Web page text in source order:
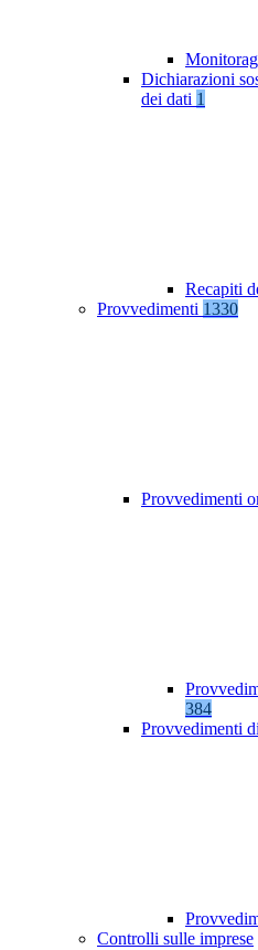
Dichiarazioni
dei dati 1
Recapiti
Provvedimenti 1330
Provvedimenti
384
Provvedimenti
Controlli sulle imprese